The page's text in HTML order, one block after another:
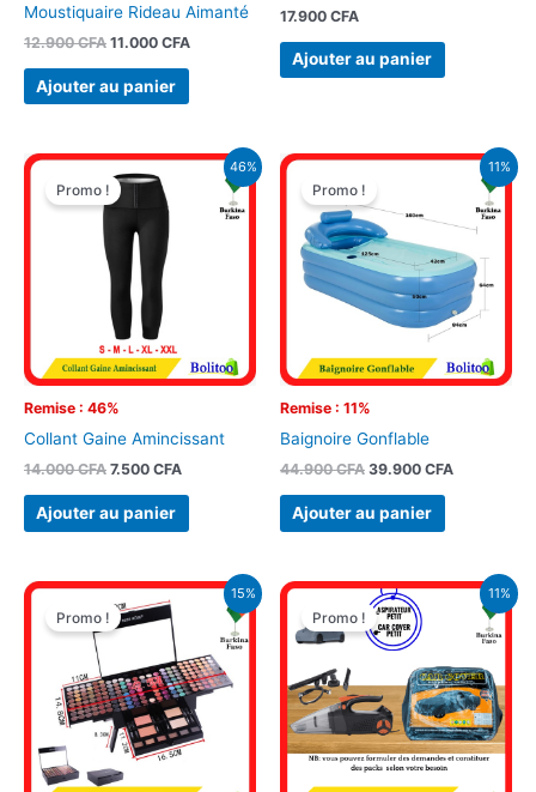
Moustiquaire Rideau Aimanté
12.900CFA 11.000 CFA
Ajouter au panier
17.900 CFA
Ajouter au panier
46%
Remise : 46%
Promo !
Collant Gaine Amincissant
14.000CFA
Le
prix
initial
14.000 CFA.
7.500 CFA
Le
Ajouter au panier
11%
Remise : 11%
Promo !
Baignoire Gonflable
44.900CFA
Le
initial
était :
44.900 CFA.
39.900 CFA
Le
actuel
est :
39.900
Ajouter au panier
15%
Promo !
Le
prix
initial
35.000 CFA.
Le
actuel
est :
29.900 CFA.
11%
Promo !
Le
prix
initial
était :
55.000 CFA.
Le
actuel
est :
49.000